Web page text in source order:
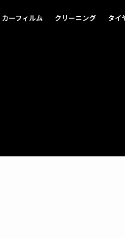
カーフィルム クリーニング タイ